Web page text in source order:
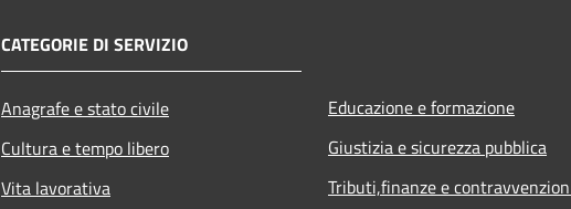
CATEGORIE DI SERVIZIO
Anagrafe e stato civile
Cultura e tempo libero
Vita lavorativa
Educazione e formazione
Giustizia e sicurezza pubblica
Tributi,finanze e